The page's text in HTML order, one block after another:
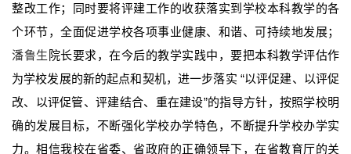
整改工作；同时要将评建工作的收获落实到学校本科教学的各
个环节，全面促进学校各项事业健康、和谐、可持续地发展；
潘鲁生 院长要求，在今后的教学实践中，要把本科教学评估作
为学校发展的新的起点和契机，进一步落实 “以评促建、以评促
改、以评促管、评建结合、重在建设”的指导方针，按照学校明
确的发展目标，不断强化学校办学特色，不断提升学校办学实
力。相信我校在省委、省政府的正确领导下，在省教育厅的关